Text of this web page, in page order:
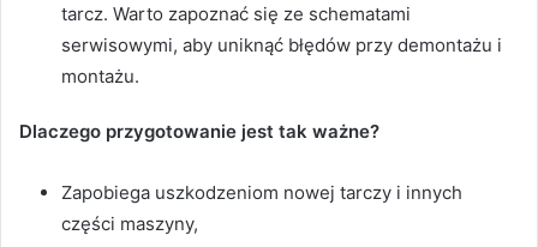
tarcz. Warto zapoznać się ze schematami
serwisowymi, aby uniknąć błędów przy demontażu i
montażu.
Dlaczego przygotowanie jest tak ważne?
Zapobiega uszkodzeniom nowej tarczy i innych
części maszyny,